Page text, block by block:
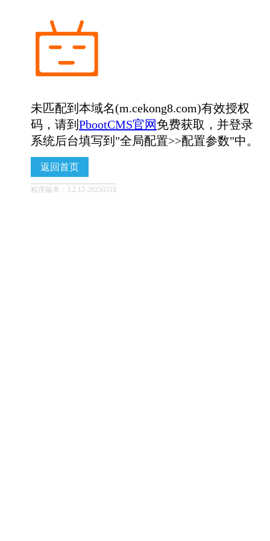
未匹配到本域名(m.cekong8.com)有效授权
码，请到PbootCMS官网免费获取，并登录
系统后台填写到"全局配置>>配置参数"中。
返回首页
程序版本：3.2.12-20250518